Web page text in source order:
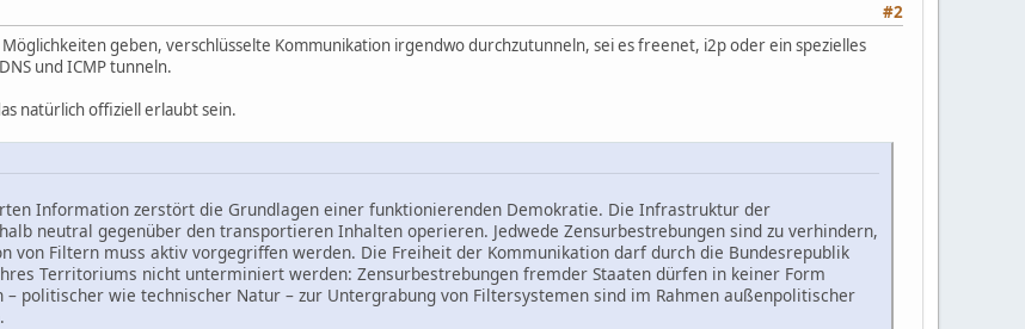
#2
geben, verschlüsselte Kommunikation irgendwo durchzutunneln, sei es freenet, i2p oder ein spezielles
und ICMP tunneln.
natürlich offiziell erlaubt sein.
Information zerstört die Grundlagen einer funktionierenden Demokratie. Die Infrastruktur der
neutral gegenüber den transportieren Inhalten operieren. Jedwede Zensurbestrebungen sind zu verhindern,
von Filtern muss aktiv vorgegriffen werden. Die Freiheit der Kommunikation darf durch die Bundesrepublik
Territoriums nicht unterminiert werden: Zensurbestrebungen fremder Staaten dürfen in keiner Form
politischer wie technischer Natur – zur Untergrabung von Filtersystemen sind im Rahmen außenpolitischer